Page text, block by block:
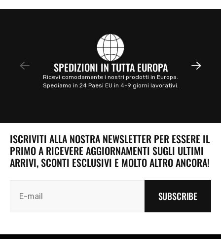
SPEDIZIONI IN TUTTA EUROPA
Ricevi comodamente i nostri prodotti in Europa.
Spediamo in 24 Paesi EU in 4-9 giorni lavorativi.
ISCRIVITI ALLA NOSTRA NEWSLETTER PER ESSERE IL
PRIMO A RICEVERE AGGIORNAMENTI SUGLI ULTIMI
ARRIVI, SCONTI ESCLUSIVI E MOLTO ALTRO ANCORA!
SUBSCRIBE